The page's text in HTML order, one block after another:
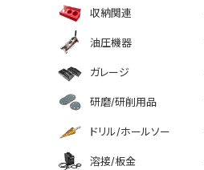
収納関連
油圧機器
ガレージ
研磨/研削用品
ドリル/ホールソー
溶接/板金